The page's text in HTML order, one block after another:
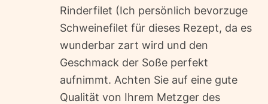
Rinderfilet (Ich persönlich bevorzuge
Schweinefilet für dieses Rezept, da es
wunderbar zart wird und den
Geschmack der Soße perfekt
aufnimmt. Achten Sie auf eine gute
Qualität von Ihrem Metzger des